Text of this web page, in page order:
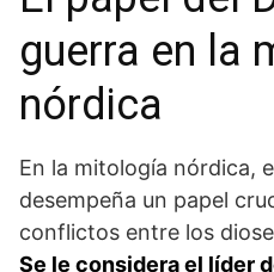
guerra en la
nórdica
En la‌ mitología nórdica,
desempeña un papel
conflictos entre los
Se le considera el líder